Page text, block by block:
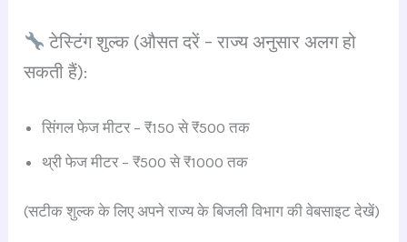
टेस्टिंग शुल्क (औसत दरें – राज्य अनुसार अलग हो
सकती हैं):
सिंगल फेज मीटर – ₹150 से ₹500 तक
थ्री फेज मीटर – ₹500 से ₹1000 तक
(सटीक शुल्क के लिए अपने राज्य के बिजली विभाग की वेबसाइट देखें)